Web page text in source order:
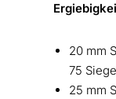
20 mm
75
25 mm